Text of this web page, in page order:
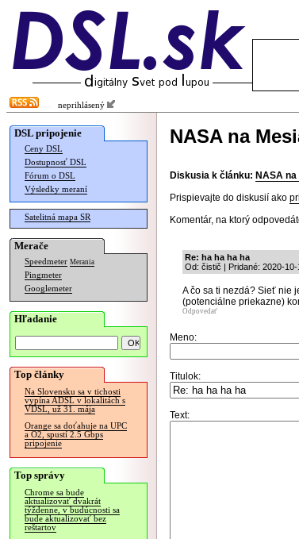
neprihlásený
DSL pripojenie
Ceny DSL
Dostupnosť DSL
Fórum o DSL
Výsledky meraní
Satelitná mapa SR
Merače
Speedmeter Merania
Pingmeter
Googlemeter
Hľadanie
Top články
Na Slovensku sa v tichosti
vypína ADSL v lokalitách s
VDSL, už 31. mája
Orange sa doťahuje na UPC
a O2, spustí 2.5 Gbps
pripojenie
Top správy
Chrome sa bude
aktualizovať dvakrát
týždenne, v budúcnosti sa
bude aktualizovať bez
reštartov
NASA na
Diskusia k článku: NASA
Prispievajte do diskusií ako
Komentár, na ktorý
Re: ha ha ha ha
Od: čistič | Pridané: 2020-
A čo sa ti nezdá? Sieť nie
(potenciálne priekazne)
Odpovedať
Meno:
Titulok:
Text: